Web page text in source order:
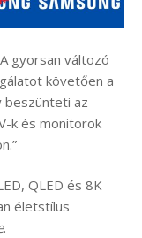
gyorsan változó
követően a
az
k és monitorok
QLED és 8K
életstílus
.